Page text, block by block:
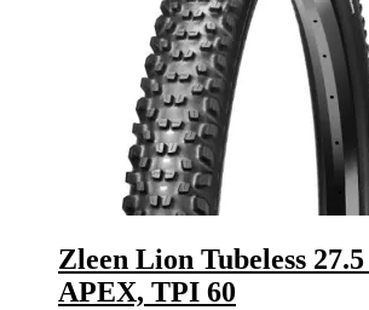
Zleen Lion Tubeless
APEX, TPI 60